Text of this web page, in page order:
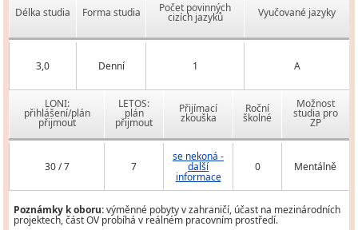
Délka studia Forma studia Počet povinných
cizích jazyků Vyučované jazyky
3,0 Denní 1 A
LONI:
přihlášení/plán
přijmout
LETOS:
plán
přijmout
Přijímací
zkouška
Roční
školné
Možnost
studia pro
ZP
30 / 7 7
se nekoná -
další
informace
0 Mentálně
Poznámky k oboru:výměnné pobyty v zahraničí, účast na mezinárodních
projektech, část OV probíhá v reálném pracovním prostředí.